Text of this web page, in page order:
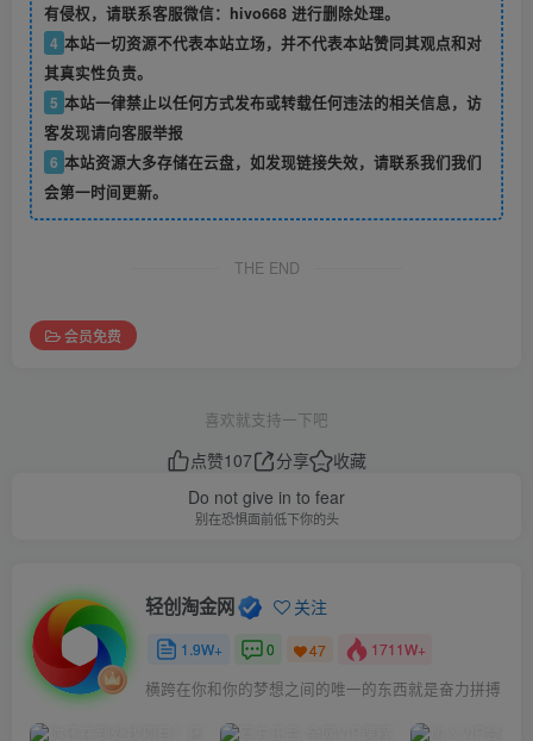
有侵权，请联系客服微信：hivo668 进行删除处理。
4 本站一切资源不代表本站立场，并不代表本站赞同其观点和对
其真实性负责。
5 本站一律禁止以任何方式发布或转载任何违法的相关信息，访
客发现请向客服举报
6 本站资源大多存储在云盘，如发现链接失效，请联系我们我们
会第一时间更新。
THE END
会员免费
喜欢就支持一下吧
点赞107 分享
收藏
Do not give in to fear
别在恐惧面前低下你的头
轻创淘金网 关注
1.9W+ 0 47 1711W+
横跨在你和你的梦想之间的唯一的东西就是奋力拼搏